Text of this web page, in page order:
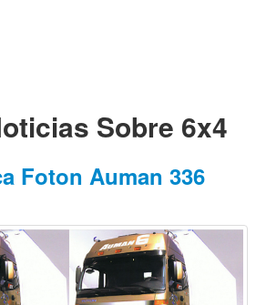
Sobre 6x4
Foton Auman 336